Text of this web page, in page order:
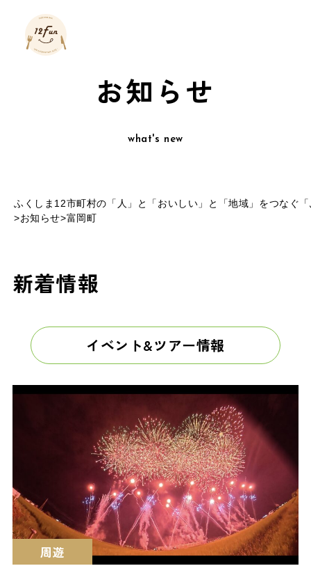
お知らせ
what's new
ふくしま12市町村の「人」と「おいしい」と「地域」をつなぐ
>お知らせ>富岡町
新着情報
イベント&ツアー情報
周遊